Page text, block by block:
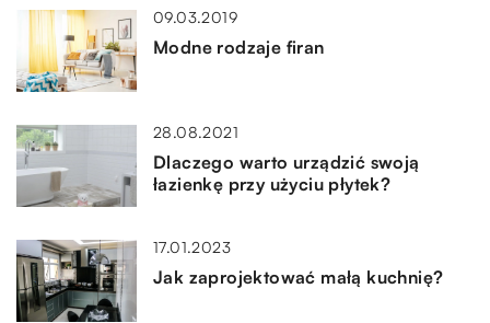
09.03.2019
Modne rodzaje firan
28.08.2021
Dlaczego warto urządzić swoją
łazienkę przy użyciu płytek?
17.01.2023
Jak zaprojektować małą kuchnię?